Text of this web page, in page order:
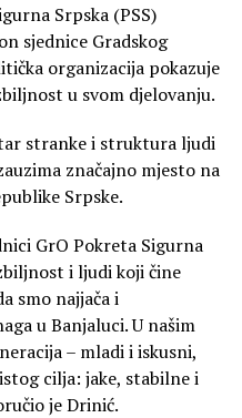
Srpska (PSS)
sjednice Gradskog
organizacija pokazuje
u svom djelovanju.
stranke i struktura ljudi
značajno mjesto na
Srpske.
GrO Pokreta Sigurna
i ljudi koji čine
smo najjača i
u Banjaluci. U našim
– mladi i iskusni,
cilja: jake, stabilne i
je Drinić.